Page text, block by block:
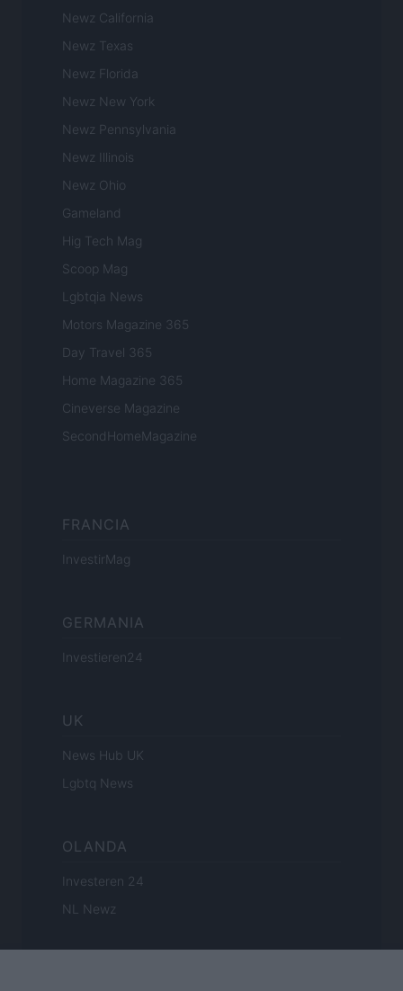
Newz California
Newz Texas
Newz Florida
Newz New York
Newz Pennsylvania
Newz Illinois
Newz Ohio
Gameland
Hig Tech Mag
Scoop Mag
Lgbtqia News
Motors Magazine 365
Day Travel 365
Home Magazine 365
Cineverse Magazine
SecondHomeMagazine
FRANCIA
InvestirMag
GERMANIA
Investieren24
UK
News Hub UK
Lgbtq News
OLANDA
Investeren 24
NL Newz